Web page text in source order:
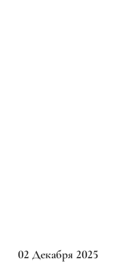
02 Декабря 2025